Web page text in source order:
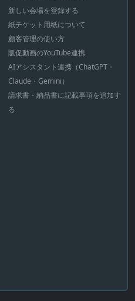
新しい会場を登録する
紙チケット用紙について
顧客管理の使い方
販促動画のYouTube連携
AIアシスタント連携（ChatGPT・
Claude・Gemini）
請求書・納品書に記載事項を追加す
る